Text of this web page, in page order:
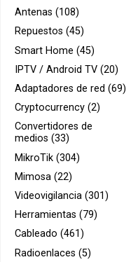
Antenas (108)
Repuestos (45)
Smart Home (45)
IPTV / Android TV (20)
Adaptadores de red (69)
Cryptocurrency (2)
Convertidores de
medios (33)
MikroTik (304)
Mimosa (22)
Videovigilancia (301)
Herramientas (79)
Cableado (461)
Radioenlaces (5)